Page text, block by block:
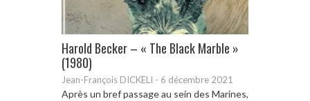
Harold Becker – « The Black Marble »
(1980)
Jean-François DICKELI - 6 décembre 2021
Après un bref passage au sein des Marines,